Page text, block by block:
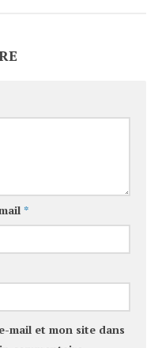
*
mail et mon site dans